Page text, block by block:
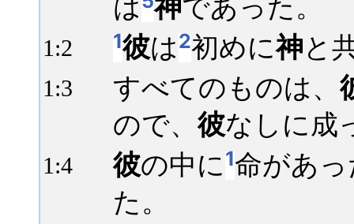
1:2 1彼は2初めに神と
1:3 すべてのものは、
ので、彼なしに成
1:4 彼の中に1命があ
た。